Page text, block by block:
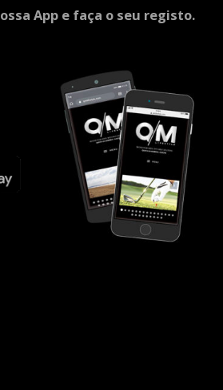
App e faça o seu registo.